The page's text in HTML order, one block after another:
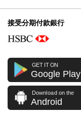
接受分期付款銀行
GET IT ON
Google Play
Download on the
Android